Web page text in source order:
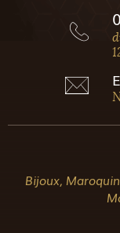
Bijoux,